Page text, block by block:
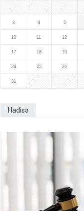
3 4 5
10 11 12
17 18 19
24 25 26
31
Hadisə